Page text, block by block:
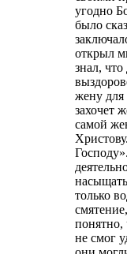
угодно
было
открыл
знал,
жену
захочет
самой
только
понятно,
не смог